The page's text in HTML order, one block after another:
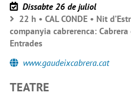
Dissabte 26 de juliol
22 h • CAL CONDE • Nit
companyia cabrerenca: Cabrera
Entrades
www.gaudeixcabrera.cat
TEATRE